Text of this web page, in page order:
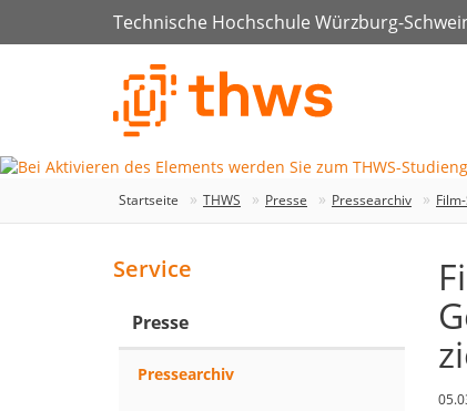
Technische Hochschule Würzburg-
Startseite THWS Presse Pressearchiv
Service
Presse
Pressearchiv